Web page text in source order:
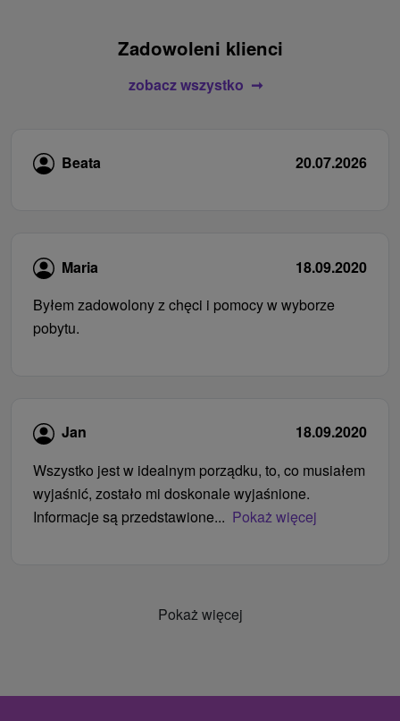
Zadowoleni klienci
zobacz wszystko
Beata 20.07.2026
Maria
18.09.2020
Byłem zadowolony z chęci i pomocy w wyborze
pobytu.
Jan
18.09.2020
Wszystko jest w idealnym porządku, to, co musiałem
wyjaśnić, zostało mi doskonale wyjaśnione.
Informacje są przedstawione... Pokaż więcej
Pokaż więcej